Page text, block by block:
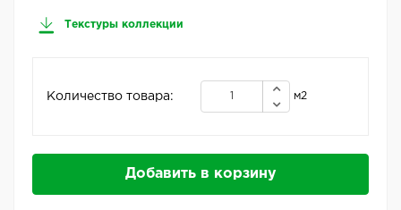
Текстуры коллекции
Количество товара: м2
Добавить в корзину